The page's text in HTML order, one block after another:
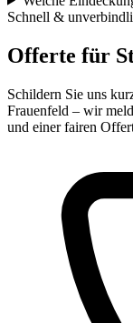
Schnell &
Offerte für
Schildern Sie uns
Frauenfeld – wir
und einer fairen